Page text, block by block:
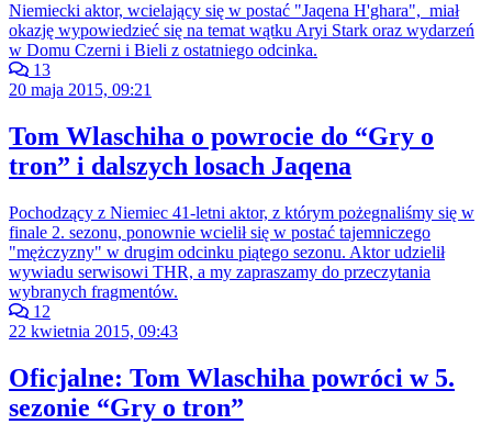
Niemiecki aktor, wcielający się w postać "Jaqena H'ghara", miał
okazję wypowiedzieć się na temat wątku Aryi Stark oraz wydarzeń
w Domu Czerni i Bieli z ostatniego odcinka.
13
20 maja 2015, 09:21
Tom Wlaschiha o powrocie do “Gry o
tron” i dalszych losach Jaqena
Pochodzący z Niemiec 41-letni aktor, z którym pożegnaliśmy się w
finale 2. sezonu, ponownie wcielił się w postać tajemniczego
"mężczyzny" w drugim odcinku piątego sezonu. Aktor udzielił
wywiadu serwisowi THR, a my zapraszamy do przeczytania
wybranych fragmentów.
12
22 kwietnia 2015, 09:43
Oficjalne: Tom Wlaschiha powróci w 5.
sezonie “Gry o tron”